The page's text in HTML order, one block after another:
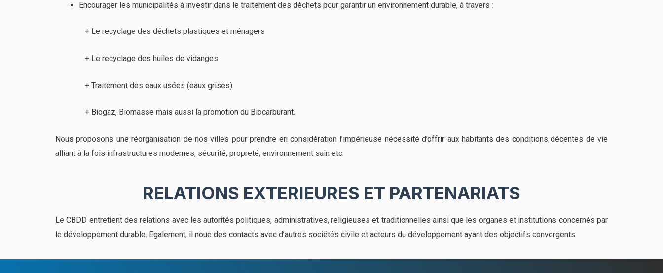
Encourager les municipalités à investir dans le traitement des déchets pour garantir un environnement durable, à travers :
+ Le recyclage des déchets plastiques et ménagers
+ Le recyclage des huiles de vidanges
+ Traitement des eaux usées (eaux grises)
+ Biogaz, Biomasse mais aussi la promotion du Biocarburant.
Nous proposons une réorganisation de nos villes pour prendre en considération l’impérieuse nécessité d’offrir aux habitants des conditions décentes de vie
alliant à la fois infrastructures modernes, sécurité, propreté, environnement sain etc.
RELATIONS EXTERIEURES ET PARTENARIATS
Le CBDD entretient des relations avec les autorités politiques, administratives, religieuses et traditionnelles ainsi que les organes et institutions concernés par
le développement durable. Egalement, il noue des contacts avec d’autres sociétés civile et acteurs du développement ayant des objectifs convergents.